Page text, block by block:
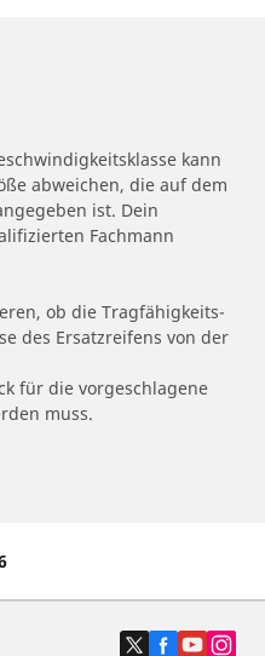
kann
abweichen, die auf dem
ist. Dein
Fachmann
ob die Tragfähigkeits-
des Ersatzreifens von der
für die vorgeschlagene
muss.